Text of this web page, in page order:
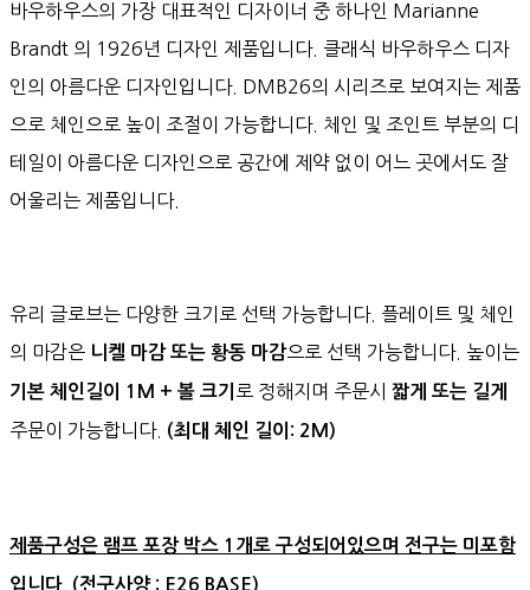
바우하우스의 가장 대표적인 디자이너 중 하나인 Marianne
Brandt 의 1926년 디자인 제품입니다. 클래식 바우하우스 디자
인의 아름다운 디자인입니다. DMB26의 시리즈로 보여지는 제품
으로 체인으로 높이 조절이 가능합니다. 체인 및 조인트 부분의 디
테일이 아름다운 디자인으로 공간에 제약 없이 어느 곳에서도 잘
어울리는 제품입니다.
유리 글로브는 다양한 크기로 선택 가능합니다. 플레이트 및 체인
의 마감은 니켈 마감 또는 황동 마감으로 선택 가능합니다. 높이는
기본 체인길이 1M + 볼 크기 로 정해지며 주문시 짧게 또는 길게
주문이 가능합니다. (최대 체인 길이: 2M)
제품구성은 램프 포장 박스 1개로 구성되어있으며 전구는 미포함
입니다. (전구사양 : E26 BASE)